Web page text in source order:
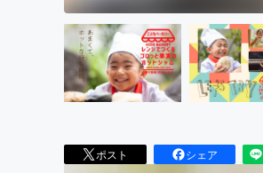
ポスト シェア